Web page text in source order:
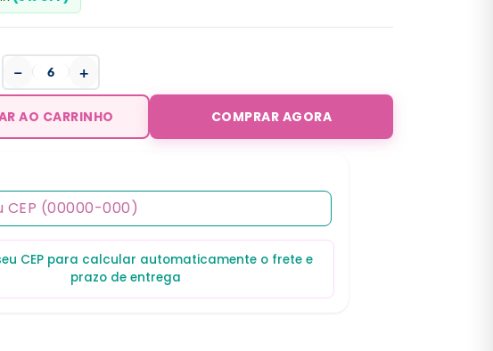
− +
AO CARRINHO COMPRAR AGORA
CEP para calcular automaticamente o frete e
prazo de entrega